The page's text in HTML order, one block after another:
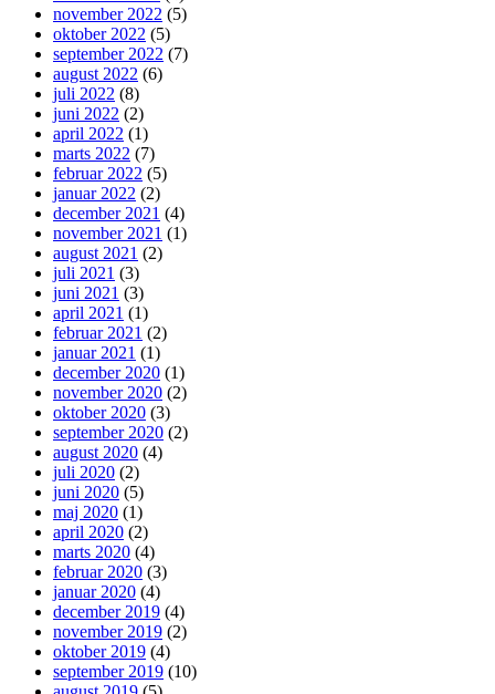
november 2022 (5)
oktober 2022 (5)
september 2022 (7)
august 2022 (6)
juli 2022 (8)
juni 2022 (2)
april 2022 (1)
marts 2022 (7)
februar 2022 (5)
januar 2022 (2)
december 2021 (4)
november 2021 (1)
august 2021 (2)
juli 2021 (3)
juni 2021 (3)
april 2021 (1)
februar 2021 (2)
januar 2021 (1)
december 2020 (1)
november 2020 (2)
oktober 2020 (3)
september 2020 (2)
august 2020 (4)
juli 2020 (2)
juni 2020 (5)
maj 2020 (1)
april 2020 (2)
marts 2020 (4)
februar 2020 (3)
januar 2020 (4)
december 2019 (4)
november 2019 (2)
oktober 2019 (4)
september 2019 (10)